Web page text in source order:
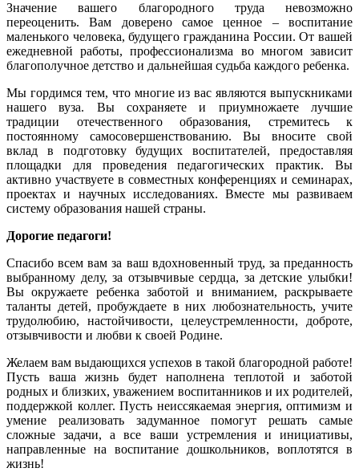
Значение вашего благородного труда невозможно
переоценить. Вам доверено самое ценное – воспитание
маленького человека, будущего гражданина России. От вашей
ежедневной работы, профессионализма во многом зависит
благополучное детство и дальнейшая судьба каждого ребенка.
Мы гордимся тем, что многие из вас являются выпускниками
нашего вуза. Вы сохраняете и приумножаете лучшие
традиции отечественного образования, стремитесь к
постоянному самосовершенствованию. Вы вносите свой
вклад в подготовку будущих воспитателей, предоставляя
площадки для проведения педагогических практик. Вы
активно участвуете в совместных конференциях и семинарах,
проектах и научных исследованиях. Вместе мы развиваем
систему образования нашей страны.
Дорогие педагоги!
Спасибо всем вам за ваш вдохновенный труд, за преданность
выбранному делу, за отзывчивые сердца, за детские улыбки!
Вы окружаете ребенка заботой и вниманием, раскрываете
таланты детей, пробуждаете в них любознательность, учите
трудолюбию, настойчивости, целеустремленности, доброте,
отзывчивости и любви к своей Родине.
Желаем вам выдающихся успехов в такой благородной работе!
Пусть ваша жизнь будет наполнена теплотой и заботой
родных и близких, уважением воспитанников и их родителей,
поддержкой коллег. Пусть неиссякаемая энергия, оптимизм и
умение реализовать задуманное помогут решать самые
сложные задачи, а все ваши устремления и инициативы,
направленные на воспитание дошкольников, воплотятся в
жизнь!